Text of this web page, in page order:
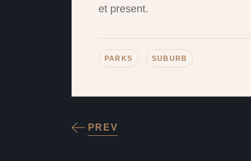
et present.
PARKS SUBURB
PREV